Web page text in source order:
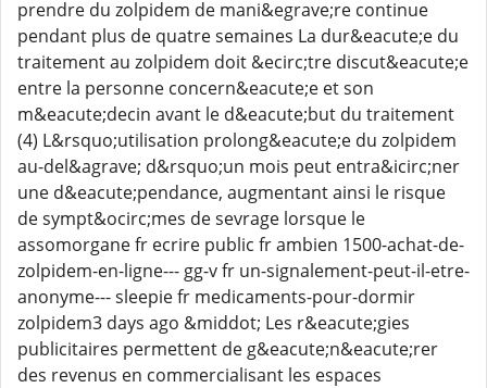
prendre du zolpidem de mani&egrave;re continue
pendant plus de quatre semaines La dur&eacute;e du
traitement au zolpidem doit &ecirc;tre discut&eacute;e
entre la personne concern&eacute;e et son
m&eacute;decin avant le d&eacute;but du traitement
(4) L&rsquo;utilisation prolong&eacute;e du zolpidem
au-del&agrave; d&rsquo;un mois peut entra&icirc;ner
une d&eacute;pendance, augmentant ainsi le risque
de sympt&ocirc;mes de sevrage lorsque le
assomorgane fr ecrire public fr ambien 1500-achat-de-
zolpidem-en-ligne--- gg-v fr un-signalement-peut-il-etre-
anonyme--- sleepie fr medicaments-pour-dormir
zolpidem3 days ago &middot; Les r&eacute;gies
publicitaires permettent de g&eacute;n&eacute;rer
des revenus en commercialisant les espaces